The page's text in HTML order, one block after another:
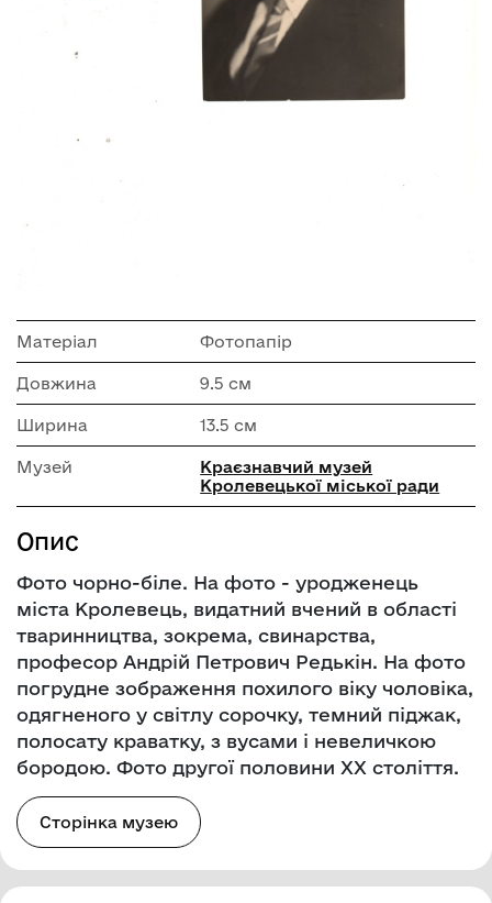
Матеріал Фотопапір
Довжина 9.5 см
Ширина 13.5 см
Музей
Краєзнавчий музей
Кролевецької міської ради
Опис
Фото чорно-біле. На фото - уродженець
міста Кролевець, видатний вчений в області
тваринництва, зокрема, свинарства,
професор Андрій Петрович Редькін. На фото
погрудне зображення похилого віку чоловіка,
одягненого у світлу сорочку, темний піджак,
полосату краватку, з вусами і невеличкою
бородою. Фото другої половини ХХ століття.
Сторінка музею